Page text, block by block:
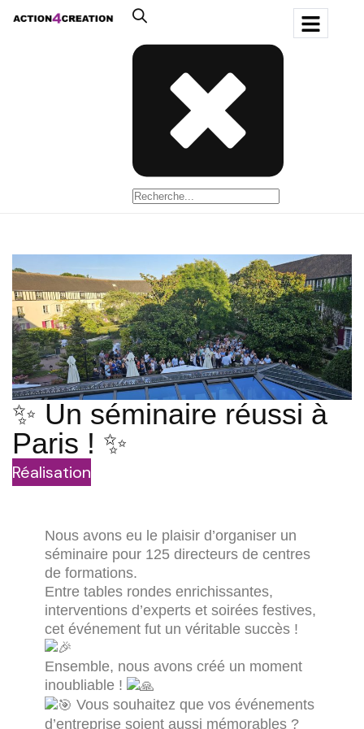
✨ Un séminaire réussi à
Paris ! ✨
Réalisation
Nous avons eu le plaisir d’organiser un
séminaire pour 125 directeurs de centres
de formations.
Entre tables rondes enrichissantes,
interventions d’experts et soirées festives,
cet événement fut un véritable succès !
Ensemble, nous avons créé un moment
inoubliable !
Vous souhaitez que vos événements
d’entreprise soient aussi mémorables ?